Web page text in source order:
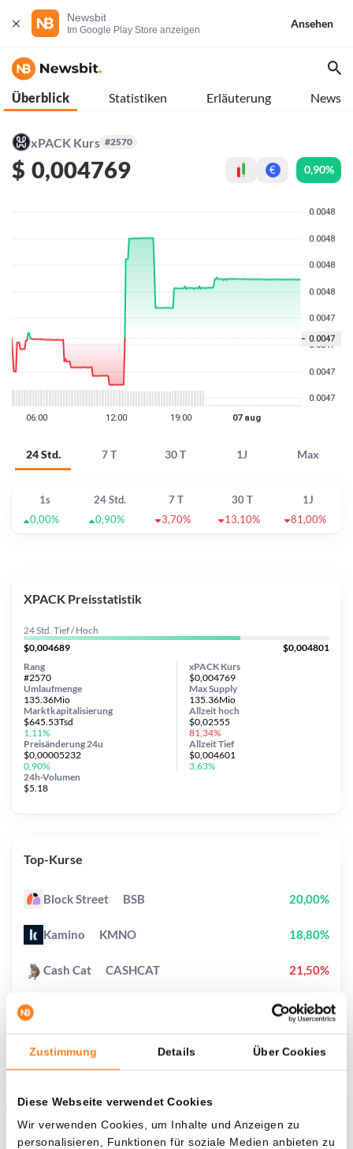
Zustimmung Details Über Cookies
Diese Webseite verwendet Cookies
Wir verwenden Cookies, um Inhalte und Anzeigen zu
personalisieren, Funktionen für soziale Medien anbieten zu
Newsbit
Im Google Play Store anzeigen
Ansehen
Überblick Statistiken Erläuterung News
xPACK Kurs #2570
$ 0,004769 € 0,90%
24 Std. 7 T 30 T 1J Max
1s 24 Std. 7 T 30 T
1J
0,00%
0,90% 3,70% 13,10% 81,00%
Was, wenn ich...?
XPACK Preisstatistik
24 Std. Tief / Hoch
$0,004689
$0,004801
xPACK Kurs
$0,004769
Umlaufmenge
135.36Mio
Preisänderung 24u
$0,00005232
0,90%
Max Supply
135.36Mio
Marktkapitalisierung
$645.53Tsd
1,11%
24h-Volumen
$5.18
Rang
#2570
Allzeithoch
$0,02555
81,34%
AllzeitTief
$0,004601
3,63%
Top-Kurse
Block Street BSB 20,00%
Kamino KMNO 18,80%
Cash Cat CASHCAT 21,50%
16,80%